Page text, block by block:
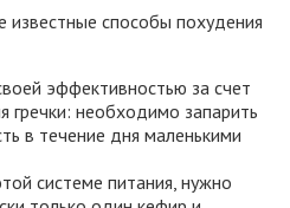
способы похудения
эффективностью за счет
гречки: необходимо запарить
в течение дня маленькими
системе питания, нужно